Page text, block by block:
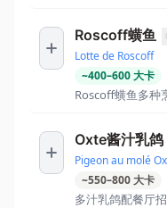
Roscoff蟥鱼
Lotte de Roscoff
~400–600大卡
Roscoff蟥鱼多种
Oxte酱汁乳鸽
Pigeon au molé
~550–800大卡
多汁乳鸽配餐厅